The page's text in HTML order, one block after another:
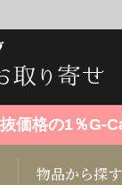
価格の1％G-
物品から探す